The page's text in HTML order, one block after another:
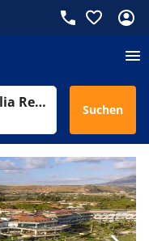
Hotel Grand Palladium Sicilia Resort & Spa Suchen